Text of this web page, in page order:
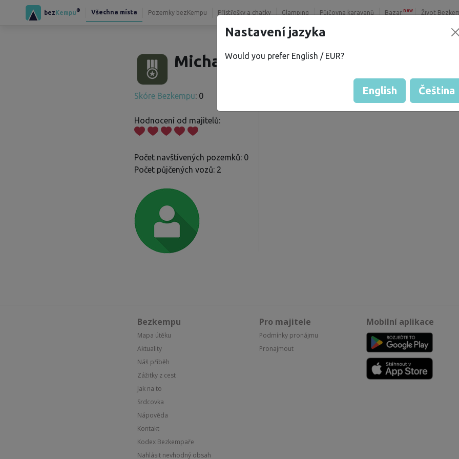
bezKempu® Všechna místa Pozemky bezKempu Přístřešky a chatky Glamping Půjčovna karavanů Bazar new Život
Michal S.
Skóre Bezkempu: 0
Hodnocení od majitelů:
Počet navštívených pozemků: 0
Počet půjčených vozů: 2
Hodnocení vozů
Bezkempu
Mapa útěku
Aktuality
Náš příběh
Zážitky z cest
Jak na to
Srdcovka
Nápověda
Kontakt
Kodex Bezkempaře
Nahlásit nevhodný obsah
Pro majitele
Podmínky pronájmu
Pronajmout
Mobilní aplikace
Nastavení jazyka
Would you prefer English / EUR?
English Čeština